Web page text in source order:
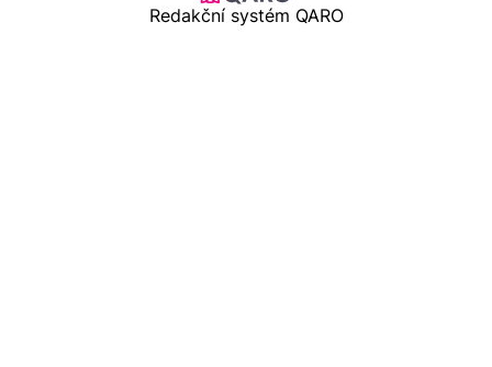
Redakční systém QARO